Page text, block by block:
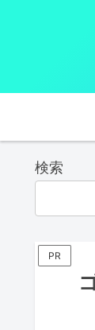
検索
PR